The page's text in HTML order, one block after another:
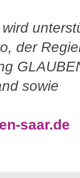
der
sowie
saar.de